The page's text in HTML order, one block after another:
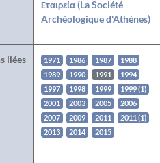
Εταιρεία (La Société
Archéologique d'Athènes)
liées 1971 1986 1987
1988
1989
1990 1991
1994
1997
1998 1999
1999 (1)
2001
2003 2005
2006
2007
2009 2011
2011 (1)
2013
2014 2015